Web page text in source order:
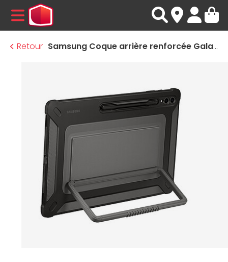
MENU
Retour
Samsung Coque arrière renforcée Galaxy Tab S9 Ultra